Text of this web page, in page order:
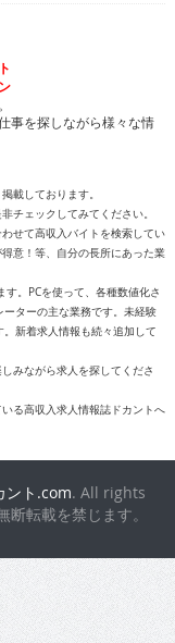
事を探しながら様々な情
載しております。
チェックしてみてください。
せて高収入バイトを検索してい
意！等、自分の長所にあった業
す。PCを使って、各種数値化さ
ターの主な業務です。未経験
新着求人情報も続々追加して
みながら求人を探してくださ
る高収入求人情報誌ドカントへ
ント.com. All rights
転載を禁じます。